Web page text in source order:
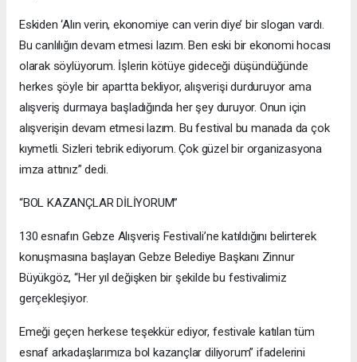
Eskiden ‘Alın verin, ekonomiye can verin diye’ bir slogan vardı.
Bu canlılığın devam etmesi lazım. Ben eski bir ekonomi hocası
olarak söylüyorum. İşlerin kötüye gideceği düşündüğünde
herkes şöyle bir apartta bekliyor, alışverişi durduruyor ama
alışveriş durmaya başladığında her şey duruyor. Onun için
alışverişin devam etmesi lazım. Bu festival bu manada da çok
kıymetli. Sizleri tebrik ediyorum. Çok güzel bir organizasyona
imza attınız” dedi.
“BOL KAZANÇLAR DİLİYORUM”
130 esnafın Gebze Alışveriş Festivali’ne katıldığını belirterek
konuşmasına başlayan Gebze Belediye Başkanı Zinnur
Büyükgöz, “Her yıl değişken bir şekilde bu festivalimiz
gerçekleşiyor.
Emeği geçen herkese teşekkür ediyor, festivale katılan tüm
esnaf arkadaşlarımıza bol kazançlar diliyorum” ifadelerini